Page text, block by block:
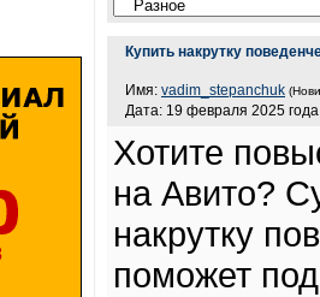
Купить накрутку
Имя: vadim_stepanchuk
Дата: 19 февраля 2025
Хотите
на Авито?
накрутку
поможет